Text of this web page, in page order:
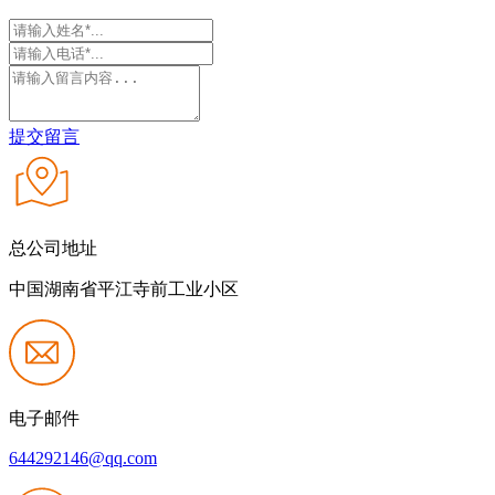
提交留言
总公司地址
中国湖南省平江寺前工业小区
电子邮件
644292146@qq.com